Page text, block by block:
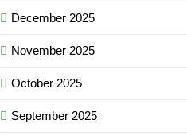
December 2025
November 2025
October 2025
September 2025